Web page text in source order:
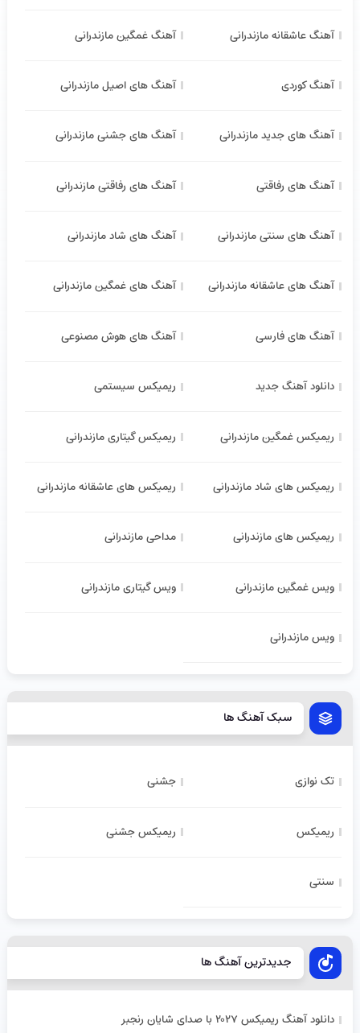
آهنگ عاشقانه مازندرانی آهنگ غمگین مازندرانی
آهنگ کوردی آهنگ های اصیل مازندرانی
آهنگ های جدید مازندرانی آهنگ های جشنی مازندرانی
آهنگ های رفاقتی آهنگ های رفاقتی مازندرانی
آهنگ های سنتی مازندرانی آهنگ های شاد مازندرانی
آهنگ های عاشقانه مازندرانی آهنگ های غمگین مازندرانی
آهنگ های فارسی آهنگ های هوش مصنوعی
دانلود آهنگ جدید ریمیکس سیستمی
ریمیکس غمگین مازندرانی ریمیکس گیتاری مازندرانی
ریمیکس های شاد مازندرانی ریمیکس های عاشقانه مازندرانی
ریمیکس های مازندرانی مداحی مازندرانی
ویس غمگین مازندرانی ویس گیتاری مازندرانی
ویس مازندرانی
سبک آهنگ ها
تک نوازی جشنی
ریمیکس ریمیکس جشنی
سنتی
جدیدترین آهنگ ها
دانلود آهنگ ریمیکس ۲۰۲۷ با صدای شایان رنجبر